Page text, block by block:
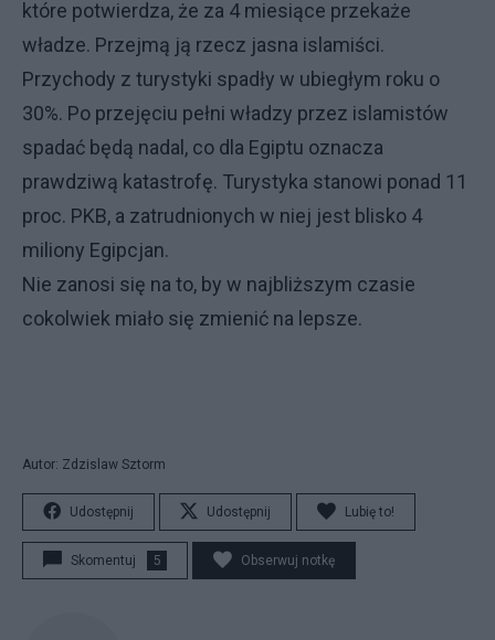
które potwierdza, że za 4 miesiące przekaże
władze. Przejmą ją rzecz jasna islamiści.
Przychody z turystyki spadły w ubiegłym roku o
30%. Po przejęciu pełni władzy przez islamistów
spadać będą nadal, co dla Egiptu oznacza
prawdziwą katastrofę. Turystyka stanowi ponad 11
proc. PKB, a zatrudnionych w niej jest blisko 4
miliony Egipcjan.
Nie zanosi się na to, by w najbliższym czasie
cokolwiek miało się zmienić na lepsze.
Autor: Zdzislaw Sztorm
Udostępnij Udostępnij Lubię to!
Skomentuj 5 Obserwuj notkę